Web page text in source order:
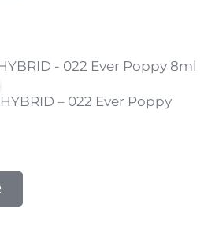
– 022 Ever Poppy